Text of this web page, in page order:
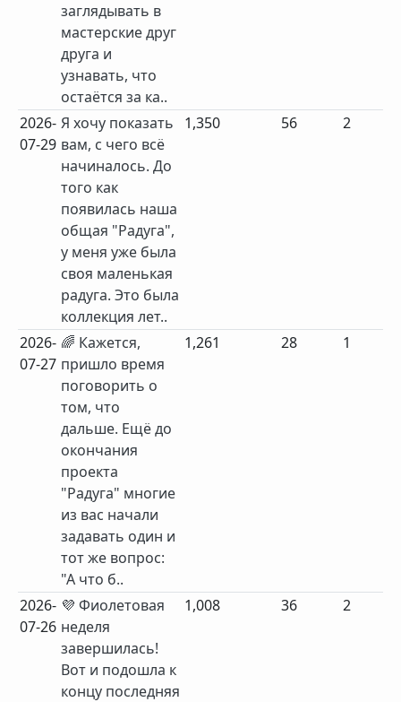
заглядывать в
мастерские друг
друга и
узнавать, что
остаётся за ка..
2026-
07-29
Я хочу показать
вам, с чего всё
начиналось. До
того как
появилась наша
общая "Радуга",
у меня уже была
своя маленькая
радуга. Это была
коллекция лет..
1,350 56 2
2026-
07-27
🌈 Кажется,
пришло время
поговорить о
том, что
дальше. Ещё до
окончания
проекта
"Радуга" многие
из вас начали
задавать один и
тот же вопрос:
"А что б..
1,261 28 1
2026-
07-26
💜 Фиолетовая
неделя
завершилась!
Вот и подошла к
концу последняя
1,008 36 2